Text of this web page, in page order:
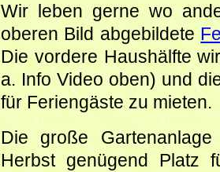
Wir leben gerne wo
oberen Bild abgebildete
Die vordere Haushälfte
a. Info Video oben) und
für Feriengäste zu mieten.
Die große
Herbst genügend Platz